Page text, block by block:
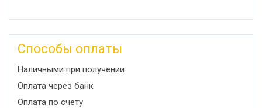
Способы оплаты
Наличными при получении
Оплата через банк
Оплата по счету